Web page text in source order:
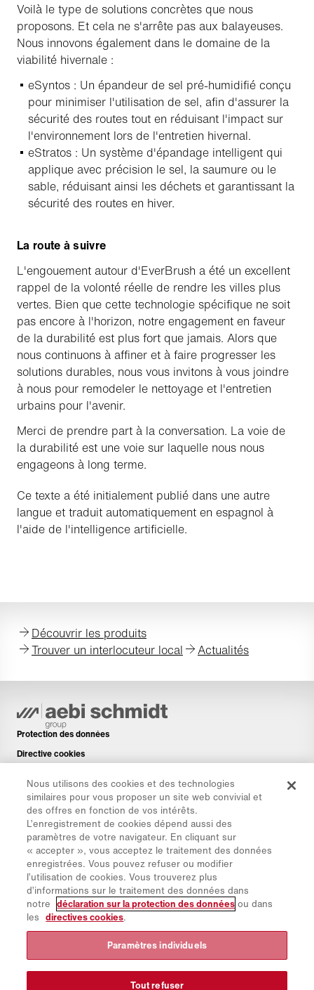
Voilà le type de solutions concrètes que nous
proposons. Et cela ne s'arrête pas aux balayeuses.
Nous innovons également dans le domaine de la
viabilité hivernale :
eSyntos : Un épandeur de sel pré-humidifié conçu
pour minimiser l'utilisation de sel, afin d'assurer la
sécurité des routes tout en réduisant l'impact sur
l'environnement lors de l'entretien hivernal.
eStratos : Un système d'épandage intelligent qui
applique avec précision le sel, la saumure ou le
sable, réduisant ainsi les déchets et garantissant la
sécurité des routes en hiver.
La route à suivre
L'engouement autour d'EverBrush a été un excellent
rappel de la volonté réelle de rendre les villes plus
vertes. Bien que cette technologie spécifique ne soit
pas encore à l'horizon, notre engagement en faveur
de la durabilité est plus fort que jamais. Alors que
nous continuons à affiner et à faire progresser les
solutions durables, nous vous invitons à vous joindre
à nous pour remodeler le nettoyage et l'entretien
urbains pour l'avenir.
Merci de prendre part à la conversation. La voie de
la durabilité est une voie sur laquelle nous nous
engageons à long terme.
Ce texte a été initialement publié dans une autre
langue et traduit automatiquement en espagnol à
l'aide de l'intelligence artificielle.
Découvrir les produits
Trouver un interlocuteur local
Actualités
Protection des données
Directive cookies
Avis de non-responsabilité
Newsletter
Pièces de rechange
Espace de téléchargement
Calculateur de CO₂
Calculateur de TCO
Sites & Revendeurs
Aperçu des groupes de produits
CollabHub Login
Nous utilisons des cookies et des technologies
similaires pour vous proposer un site web convivial et
des offres en fonction de vos intérêts.
L’enregistrement de cookies dépend aussi des
paramètres de votre navigateur. En cliquant sur
« accepter », vous acceptez le traitement des données
enregistrées. Vous pouvez refuser ou modifier
l’utilisation de cookies. Vous trouverez plus
d’informations sur le traitement des données dans
notre déclaration sur la protection des données ou dans
les directives cookies.
Paramètres individuels
Tout refuser